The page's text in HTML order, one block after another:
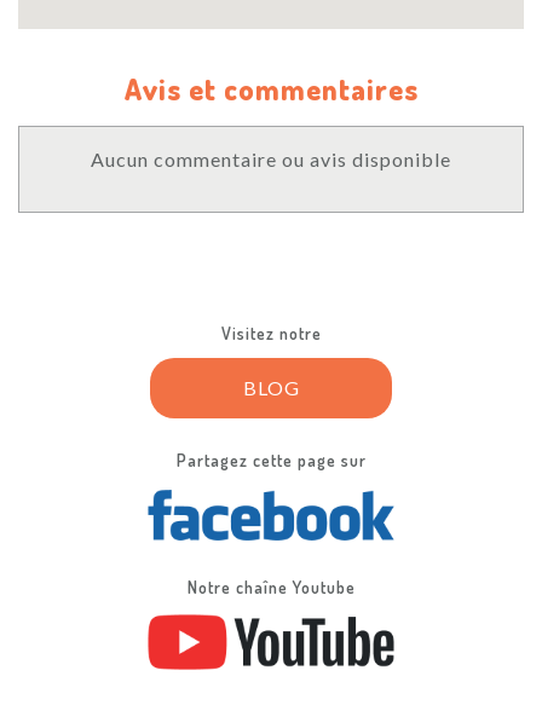
Avis et commentaires
Aucun commentaire ou avis disponible
Visitez notre
BLOG
Partagez cette page sur
Notre chaîne Youtube